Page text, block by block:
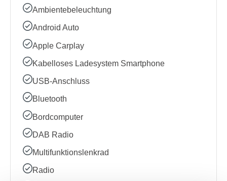
Ambientebeleuchtung
Android Auto
Apple Carplay
Kabelloses Ladesystem Smartphone
USB-Anschluss
Bluetooth
Bordcomputer
DAB Radio
Multifunktionslenkrad
Radio